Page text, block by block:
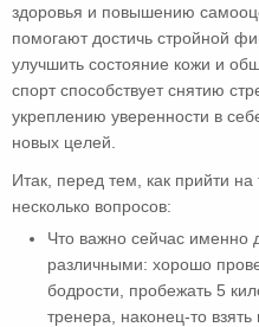
здоровья и повышению
помогают достичь стройной
улучшить состояние кожи и
спорт способствует снятию
укреплению уверенности в
новых целей.
Итак, перед тем, как прийти на
несколько вопросов:
Что важно сейчас именно
различными: хорошо
бодрости, пробежать 5
тренера, наконец-то